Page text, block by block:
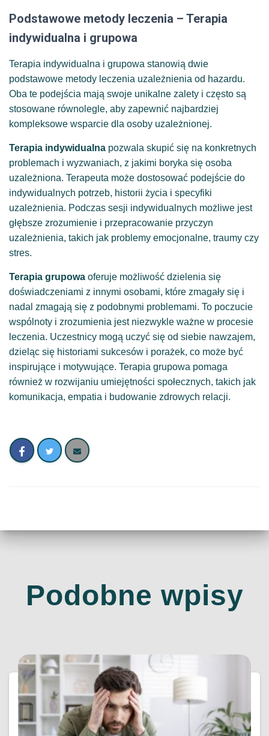
Podstawowe metody leczenia – Terapia
indywidualna i grupowa
Terapia indywidualna i grupowa stanowią dwie
podstawowe metody leczenia uzależnienia od hazardu.
Oba te podejścia mają swoje unikalne zalety i często są
stosowane równolegle, aby zapewnić najbardziej
kompleksowe wsparcie dla osoby uzależnionej.
Terapia indywidualna pozwala skupić się na konkretnych
problemach i wyzwaniach, z jakimi boryka się osoba
uzależniona. Terapeuta może dostosować podejście do
indywidualnych potrzeb, historii życia i specyfiki
uzależnienia. Podczas sesji indywidualnych możliwe jest
głębsze zrozumienie i przepracowanie przyczyn
uzależnienia, takich jak problemy emocjonalne, traumy czy
stres.
Terapia grupowa oferuje możliwość dzielenia się
doświadczeniami z innymi osobami, które zmagały się i
nadal zmagają się z podobnymi problemami. To poczucie
wspólnoty i zrozumienia jest niezwykle ważne w procesie
leczenia. Uczestnicy mogą uczyć się od siebie nawzajem,
dzieląc się historiami sukcesów i porażek, co może być
inspirujące i motywujące. Terapia grupowa pomaga
również w rozwijaniu umiejętności społecznych, takich jak
komunikacja, empatia i budowanie zdrowych relacji.
Podobne wpisy